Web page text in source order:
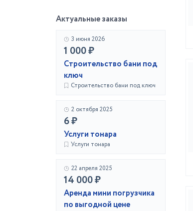
Актуальные заказы
3 июня 2026
1 000 ₽
Строительство бани под
ключ
Строительство бани под ключ
2 октября 2025
6 ₽
Услуги тонара
Услуги тонара
22 апреля 2025
14 000 ₽
Аренда мини погрузчика
по выгодной цене